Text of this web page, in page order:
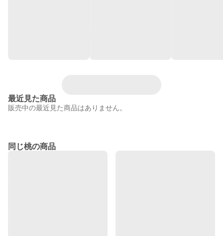
最近見た商品
販売中の最近見た商品はありません。
同じ桃の商品